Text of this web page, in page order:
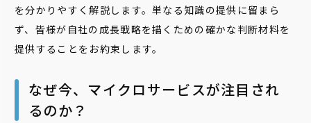
を分かりやすく解説します。単なる知識の提供に留まら
ず、皆様が自社の成長戦略を描くための確かな判断材料を
提供することをお約束します。
なぜ今、マイクロサービスが注目され
るのか？